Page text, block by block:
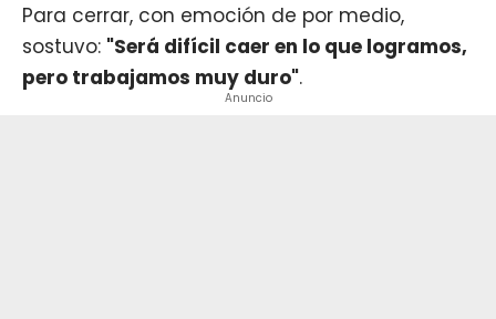
Para cerrar, con emoción de por medio,
sostuvo: "Será difícil caer en lo que logramos,
pero trabajamos muy duro".
Anuncio